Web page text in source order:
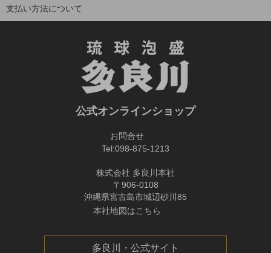
支払い方法について
公式オンラインショップ
お問合せ
Tel:098-875-1213
株式会社 多良川本社
〒906-0108
沖縄県宮古島市城辺砂川85
本社地図はこちら
多良川・公式サイト